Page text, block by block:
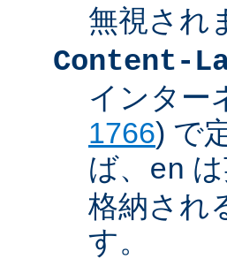
無視され
Content-
インター
1766) で
ば、 en
格納され
す。